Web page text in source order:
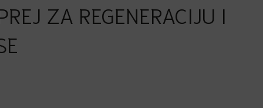
ZA REGENERACIJU I